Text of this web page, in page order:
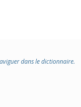
dans le dictionnaire.